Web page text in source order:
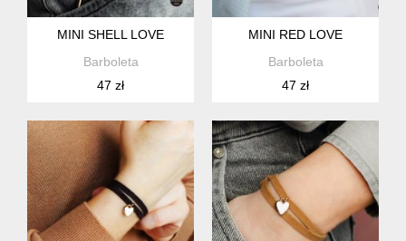
MINI SHELL LOVE
Barboleta
47 zł
MINI RED LOVE
Barboleta
47 zł